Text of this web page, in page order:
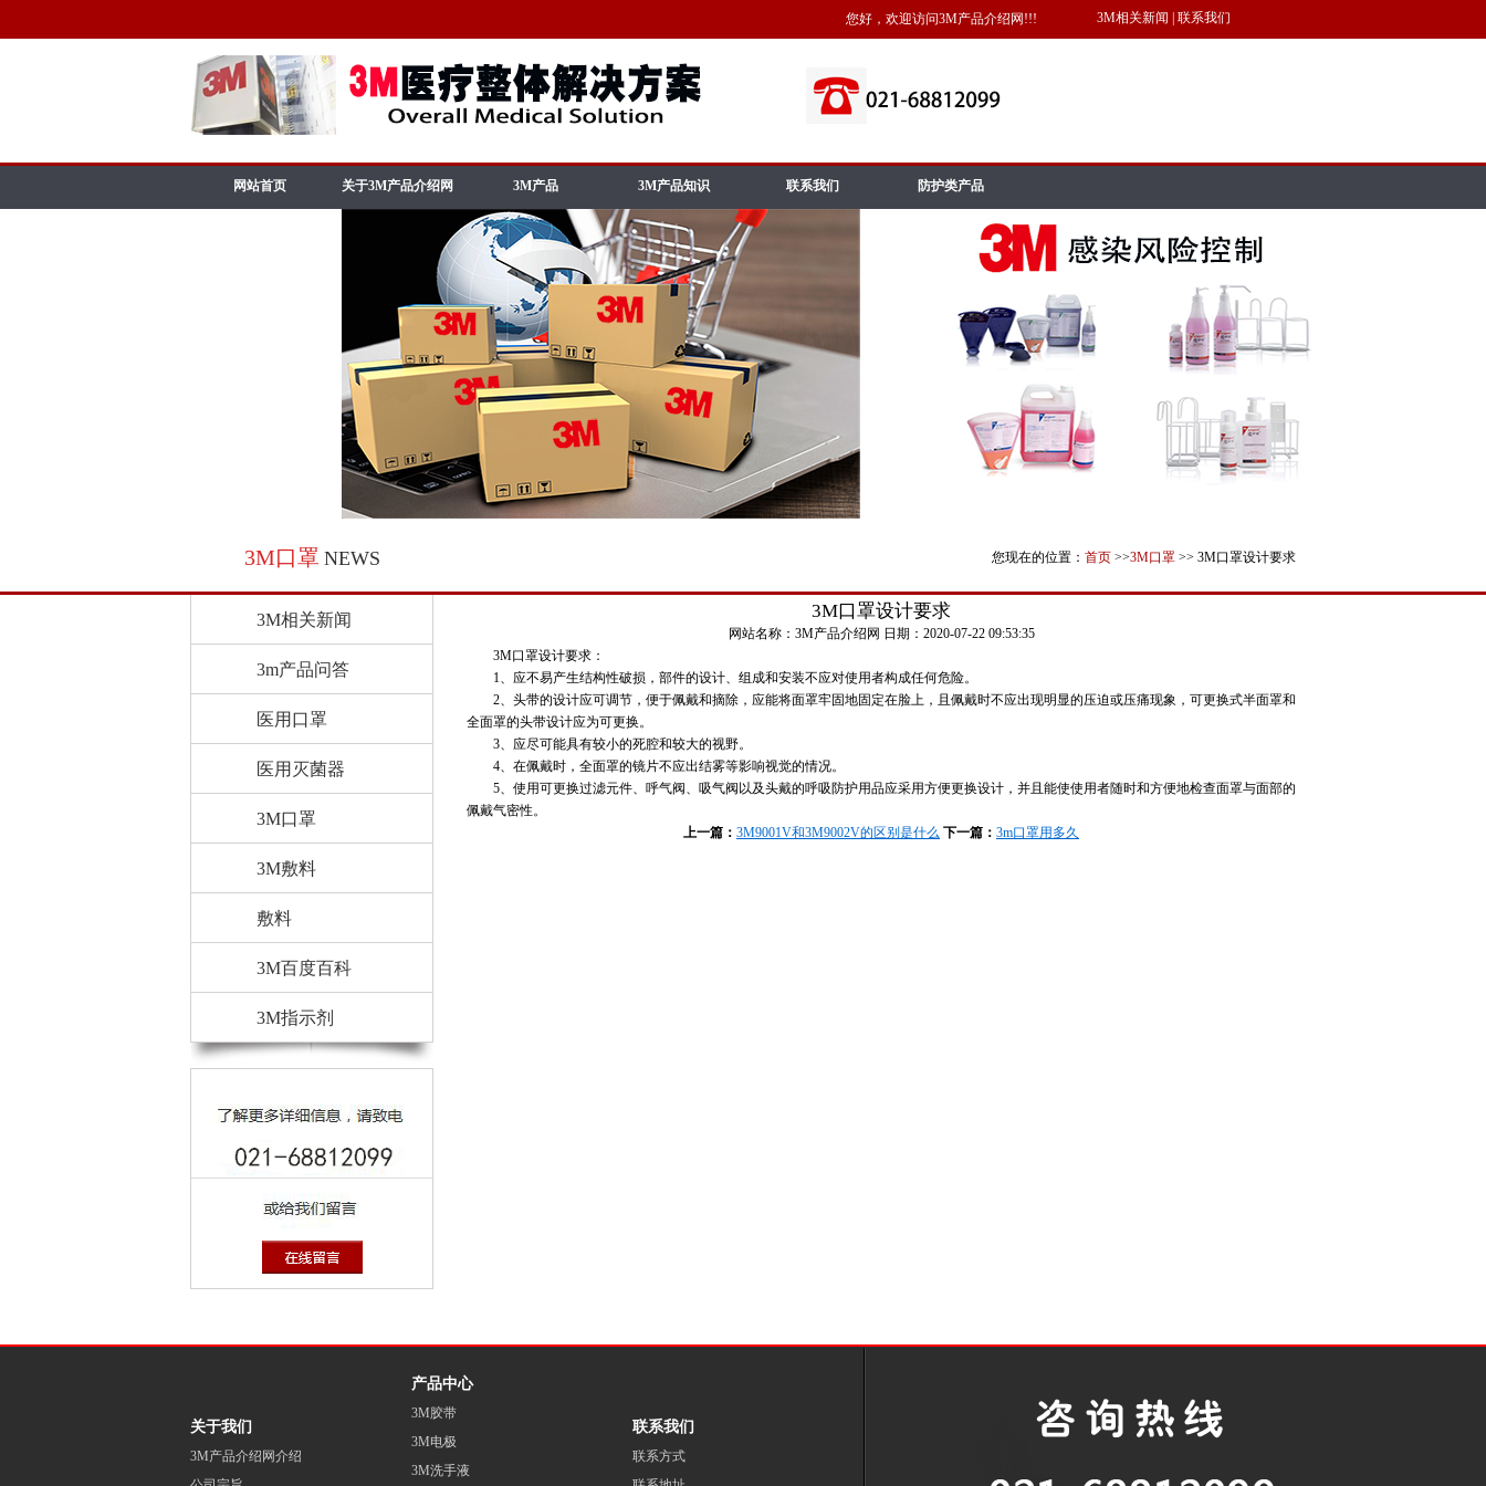
您好，欢迎访问3M产品介绍网!!! 3M相关新闻 联系我们
网站首页 关于3M产品介绍网 3M产品 3M产品知识 联系我们 防护类产品
3M口罩 NEWS 您现在的位置： 首页 >>3M口罩 >> 3M口罩设计要求
3M相关新闻
3m产品问答
医用口罩
医用灭菌器
3M口罩
3M敷料
敷料
3M百度百科
3M指示剂
3M口罩设计要求
网站名称： 3M产品介绍网 日期： 2020-07-22 09:53:35
3M口罩设计要求：
1、应不易产生结构性破损，部件的设计、组成和安装不应对使用者构成任何危险。
2、头带的设计应可调节，便于佩戴和摘除，应能将面罩牢固地固定在脸上，且佩戴时不应出现明显的压迫或压痛现象，可更换式半面罩和
全面罩的头带设计应为可更换。
3、应尽可能具有较小的死腔和较大的视野。
4、在佩戴时，全面罩的镜片不应出结雾等影响视觉的情况。
5、使用可更换过滤元件、呼气阀、吸气阀以及头戴的呼吸防护用品应采用方便更换设计，并且能使使用者随时和方便地检查面罩与面部的
佩戴气密性。
上一篇： 3M9001V和3M9002V的区别是什么 下一篇： 3m口罩用多久
关于我们
3M产品介绍网介绍
产品中心
3M胶带
3M电极
3M洗手液
联系我们
联系方式